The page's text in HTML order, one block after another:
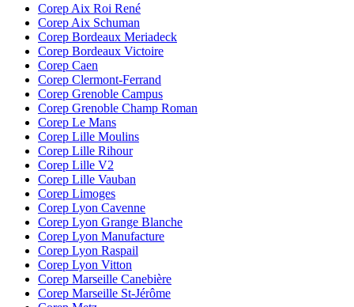
Corep Aix Roi René
Corep Aix Schuman
Corep Bordeaux Meriadeck
Corep Bordeaux Victoire
Corep Caen
Corep Clermont-Ferrand
Corep Grenoble Campus
Corep Grenoble Champ Roman
Corep Le Mans
Corep Lille Moulins
Corep Lille Rihour
Corep Lille V2
Corep Lille Vauban
Corep Limoges
Corep Lyon Cavenne
Corep Lyon Grange Blanche
Corep Lyon Manufacture
Corep Lyon Raspail
Corep Lyon Vitton
Corep Marseille Canebière
Corep Marseille St-Jérôme